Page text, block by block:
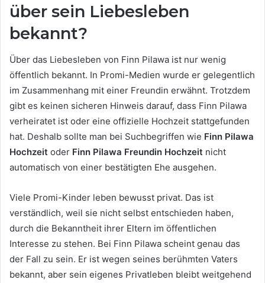
über sein Liebesleben
bekannt?
Über das Liebesleben von Finn Pilawa ist nur wenig
öffentlich bekannt. In Promi-Medien wurde er gelegentlich
im Zusammenhang mit einer Freundin erwähnt. Trotzdem
gibt es keinen sicheren Hinweis darauf, dass Finn Pilawa
verheiratet ist oder eine offizielle Hochzeit stattgefunden
hat. Deshalb sollte man bei Suchbegriffen wie Finn Pilawa
Hochzeit oder Finn Pilawa Freundin Hochzeit nicht
automatisch von einer bestätigten Ehe ausgehen.
Viele Promi-Kinder leben bewusst privat. Das ist
verständlich, weil sie nicht selbst entschieden haben,
durch die Bekanntheit ihrer Eltern im öffentlichen
Interesse zu stehen. Bei Finn Pilawa scheint genau das
der Fall zu sein. Er ist wegen seines berühmten Vaters
bekannt, aber sein eigenes Privatleben bleibt weitgehend